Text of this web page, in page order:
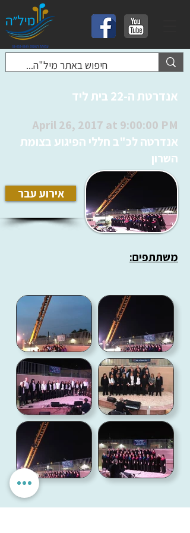
אנדרטת ה-22 בית ליד
April 26, 2017 at 9:00:00 PM
אנדרטה לכ"ב חללי הפיגוע בצומת
השרון
אירוע עבר
משתתפים: